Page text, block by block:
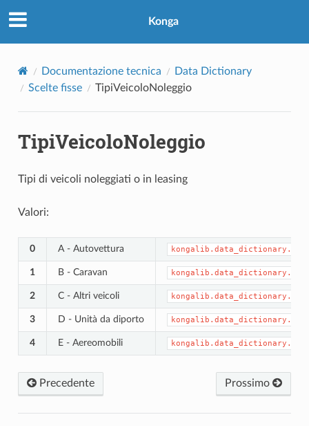
Konga
Documentazione tecnica
Data Dictionary
Scelte fisse
TipiVeicoloNoleggio
TipiVeicoloNoleggio
Tipi di veicoli noleggiati o in leasing
Valori:
0 A - Autovettura
1 B - Caravan
2 C - Altri veicoli
3 D - Unità da diporto
4 E - Aereomobili
Precedente Prossimo